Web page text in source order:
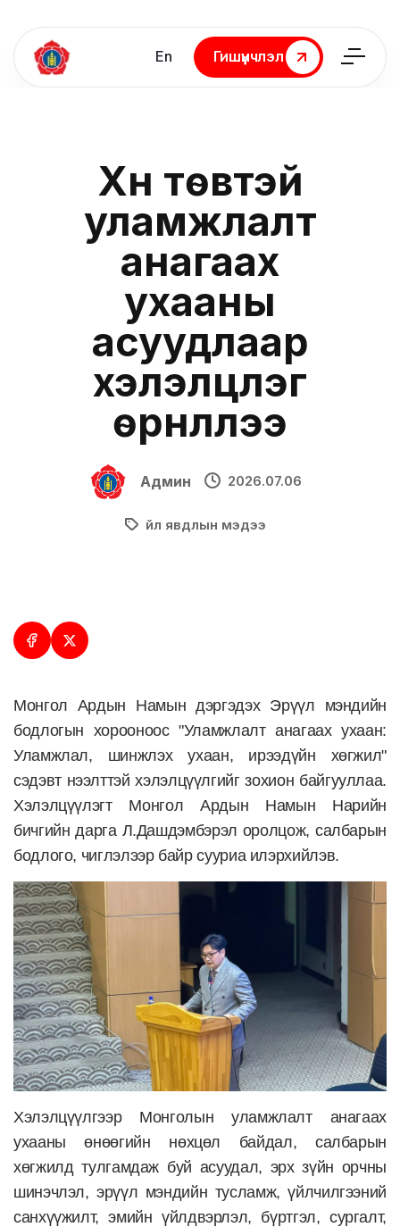
En
Гишүүнчлэл
Гишүүнчлэл
Хүн төвтэй
уламжлалт
анагаах
ухааны
асуудлаар
хэлэлцүүлэг
өрнүүллээ
Админ 2026.07.06
Үйл явдлын мэдээ
Монгол Ардын Намын дэргэдэх Эрүүл мэндийн
бодлогын хорооноос "Уламжлалт анагаах ухаан:
Уламжлал, шинжлэх ухаан, ирээдүйн хөгжил"
сэдэвт нээлттэй хэлэлцүүлгийг зохион байгууллаа.
Хэлэлцүүлэгт Монгол Ардын Намын Нарийн
бичгийн дарга Л.Дашдэмбэрэл оролцож, салбарын
бодлого, чиглэлээр байр сууриа илэрхийлэв.
Хэлэлцүүлгээр Монголын уламжлалт анагаах
ухааны өнөөгийн нөхцөл байдал, салбарын
хөгжилд тулгамдаж буй асуудал, эрх зүйн орчны
шинэчлэл, эрүүл мэндийн тусламж, үйлчилгээний
санхүүжилт, эмийн үйлдвэрлэл, бүртгэл, сургалт,